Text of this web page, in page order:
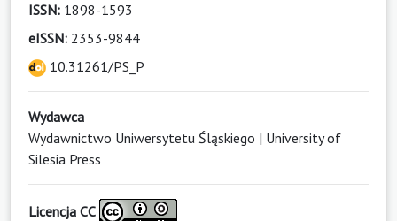
ISSN: 1898-1593
eISSN: 2353-9844
10.31261/PS_P
Wydawca
Wydawnictwo Uniwersytetu Śląskiego | University of
Silesia Press
Licencja CC